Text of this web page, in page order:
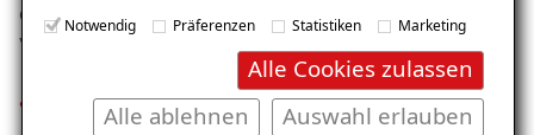
Notwendig Präferenzen Statistiken Marketing
Alle Cookies zulassen
Auswahl erlauben
Alle ablehnen
die Bildung des Echten Hausschwammes zu
verhindern helfen folgende Maßnahmen:
Ausreichende Trocknung von Wasserschäden